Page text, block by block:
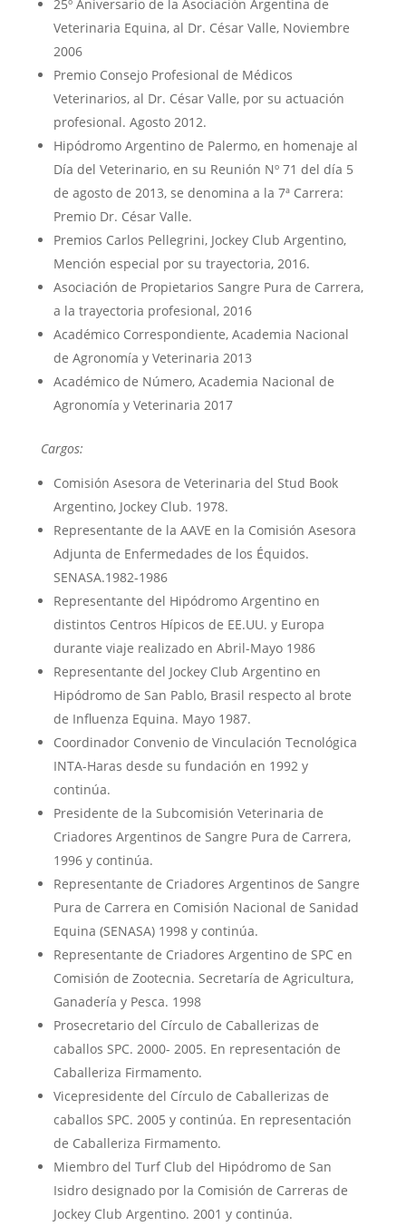
25º Aniversario de la Asociación Argentina de
Veterinaria Equina, al Dr. César Valle, Noviembre
2006
Premio Consejo Profesional de Médicos
Veterinarios, al Dr. César Valle, por su actuación
profesional. Agosto 2012.
Hipódromo Argentino de Palermo, en homenaje al
Día del Veterinario, en su Reunión Nº 71 del día 5
de agosto de 2013, se denomina a la 7ª Carrera:
Premio Dr. César Valle.
Premios Carlos Pellegrini, Jockey Club Argentino,
Mención especial por su trayectoria, 2016.
Asociación de Propietarios Sangre Pura de Carrera,
a la trayectoria profesional, 2016
Académico Correspondiente, Academia Nacional
de Agronomía y Veterinaria 2013
Académico de Número, Academia Nacional de
Agronomía y Veterinaria 2017
Cargos:
Comisión Asesora de Veterinaria del Stud Book
Argentino, Jockey Club. 1978.
Representante de la AAVE en la Comisión Asesora
Adjunta de Enfermedades de los Équidos.
SENASA.1982-1986
Representante del Hipódromo Argentino en
distintos Centros Hípicos de EE.UU. y Europa
durante viaje realizado en Abril-Mayo 1986
Representante del Jockey Club Argentino en
Hipódromo de San Pablo, Brasil respecto al brote
de Influenza Equina. Mayo 1987.
Coordinador Convenio de Vinculación Tecnológica
INTA-Haras desde su fundación en 1992 y
continúa.
Presidente de la Subcomisión Veterinaria de
Criadores Argentinos de Sangre Pura de Carrera,
1996 y continúa.
Representante de Criadores Argentinos de Sangre
Pura de Carrera en Comisión Nacional de Sanidad
Equina (SENASA) 1998 y continúa.
Representante de Criadores Argentino de SPC en
Comisión de Zootecnia. Secretaría de Agricultura,
Ganadería y Pesca. 1998
Prosecretario del Círculo de Caballerizas de
caballos SPC. 2000- 2005. En representación de
Caballeriza Firmamento.
Vicepresidente del Círculo de Caballerizas de
caballos SPC. 2005 y continúa. En representación
de Caballeriza Firmamento.
Miembro del Turf Club del Hipódromo de San
Isidro designado por la Comisión de Carreras de
Jockey Club Argentino. 2001 y continúa.